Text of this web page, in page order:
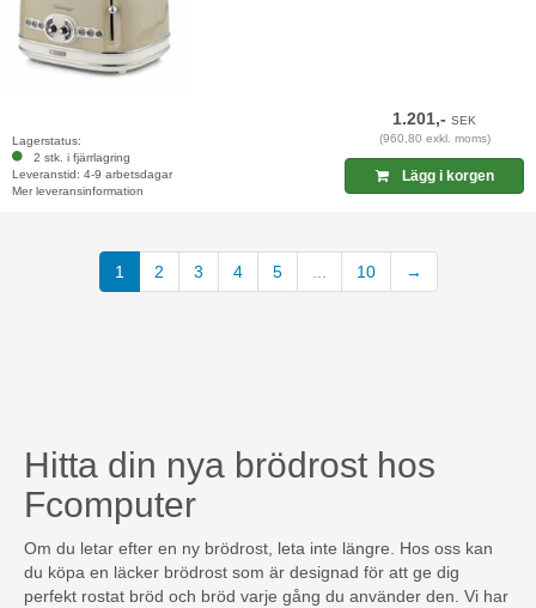
Lagerstatus:
2 stk. i fjärrlagring
Leveranstid: 4-9 arbetsdagar
Mer leveransinformation
1.201,-SEK
(960,80 exkl. moms)
Lägg i korgen
1 (current)
2 3 4 5 10 →
Hitta din nya brödrost hos
Fcomputer
Om du letar efter en ny brödrost, leta inte längre. Hos oss kan
du köpa en läcker brödrost som är designad för att ge dig
perfekt rostat bröd och bröd varje gång du använder den. Vi har